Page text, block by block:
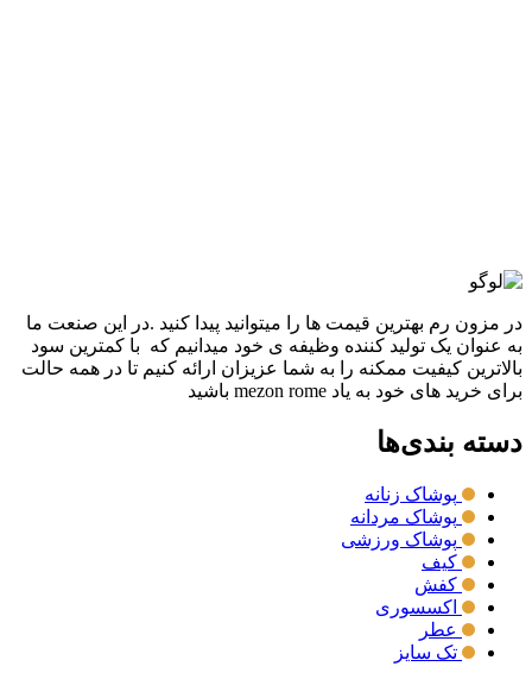
در مزون رم بهترین قیمت ها را میتوانید پیدا کنید .در این صنعت ما
به عنوان یک تولید کننده وظیفه ی خود میدانیم که با کمترین سود
بالاترین کیفیت ممکنه را به شما عزیزان ارائه کنیم تا در همه حالت
برای خرید های خود به یاد mezon rome باشید
دسته بندی‌ها
پوشاک زنانه
پوشاک مردانه
پوشاک ورزشی
کیف
کفش
اکسسوری
عطر
تک سایز